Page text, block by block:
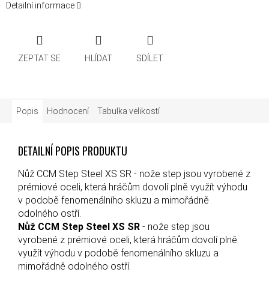
Detailní informace
ZEPTAT SE HLÍDAT SDÍLET
Popis Hodnocení Tabulka velikostí
DETAILNÍ POPIS PRODUKTU
Nůž CCM Step Steel XS SR - nože step jsou vyrobené z
prémiové oceli, která hráčům dovolí plně využít výhodu
v podobě fenomenálního skluzu a mimořádně
odolného ostří.
Nůž CCM Step Steel XS SR - nože step jsou
vyrobené z prémiové oceli, která hráčům dovolí plně
využít výhodu v podobě fenomenálního skluzu a
mimořádně odolného ostří.